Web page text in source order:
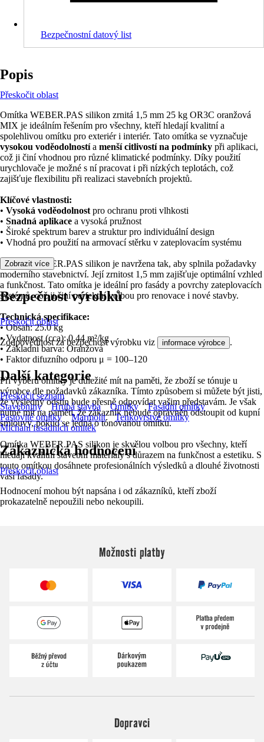
Bezpečnostní datový list
Popis
Přeskočit oblast
Omítka WEBER.PAS silikon zrnitá 1,5 mm 25 kg OR3C oranžová
MIX je ideálním řešením pro všechny, kteří hledají kvalitní a
spolehlivou omítku pro exteriér i interiér. Tato omítka se vyznačuje
vysokou voděodolnostía menší citlivostí na podmínky při aplikaci,
což ji činí vhodnou pro různé klimatické podmínky. Díky použití
urychlovače je možné s ní pracovat i při nízkých teplotách, což
zajišťuje flexibilitu při realizaci stavebních projektů.
Klíčové vlastnosti:
• Vysoká voděodolnost pro ochranu proti vlhkosti
• Snadná aplikace a vysoká pružnost
• Široké spektrum barev a struktur pro individuální design
• Vhodná pro použití na armovací stěrku v zateplovacím systému
Omítka WEBER.PAS silikon je navržena tak, aby splnila požadavky
moderního stavebnictví. Její zrnitost 1,5 mm zajišťuje optimální vzhled
a funkčnost. Tato omítka je ideální pro fasády a povrchy zateplovacích
systémů, což ji činí perfektní volbou pro renovace i nové stavby.
Technická specifikace:
• Obsah: 25.0 kg
• Vydatnost (cca): 0.44 m²/kg
• Základní barva: Oranžová
• Faktor difuzního odporu μ = 100–120
Při výběru omítky je důležité mít na paměti, že zboží se tónuje u
výrobce dle požadavků zákazníka. Tímto způsobem si můžete být jisti,
že výsledný odstín bude přesně odpovídat vašim představám. Je však
nutné mít na paměti, že zákazník nebude oprávněn odstoupit od kupní
smlouvy, pokud se jedná o tónovanou omítku.
Omítka WEBER.PAS silikon je skvělou volbou pro všechny, kteří
hledají kvalitní stavební materiály s důrazem na funkčnost a estetiku. S
touto omítkou dosáhnete profesionálních výsledků a dlouhé životnosti
vaší fasády.
Zobrazit více
Bezpečnost výrobků
Přeskočit oblast
Zodpovědnost za bezpečnost výrobku viz informace výrobce .
Další kategorie
Přeskočit seznam
Stavebniny
Hrubá stavba Omítky
Fasádní omítky
Pastovité omítky
Marmolit
Tenkovrstvé omítky
Míchání fasádních omítek
Zákaznická hodnocení
Přeskočit oblast
Hodnocení mohou být napsána i od zákazníků, kteří zboží
prokazatelně nepoužili nebo nekoupili.
Možnosti platby
Dopravci